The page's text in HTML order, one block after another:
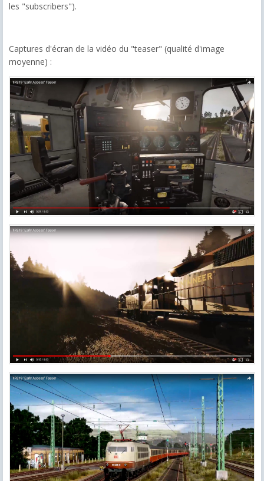
les "subscribers").
Captures d'écran de la vidéo du "teaser" (qualité d'image
moyenne) :